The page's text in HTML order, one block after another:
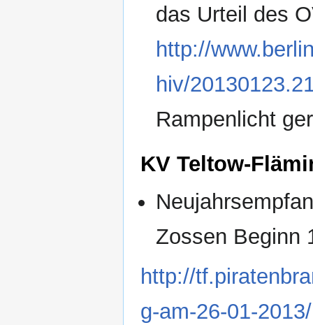
das Urteil des
http://
hiv/
Rampenlicht
KV Teltow-
Zossen Beginn
http://
g-am-26-01-2013/